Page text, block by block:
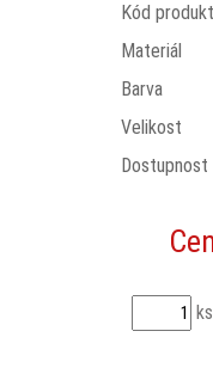
Kód
Materiál
Barva
Velikost
Dostupnost
ks